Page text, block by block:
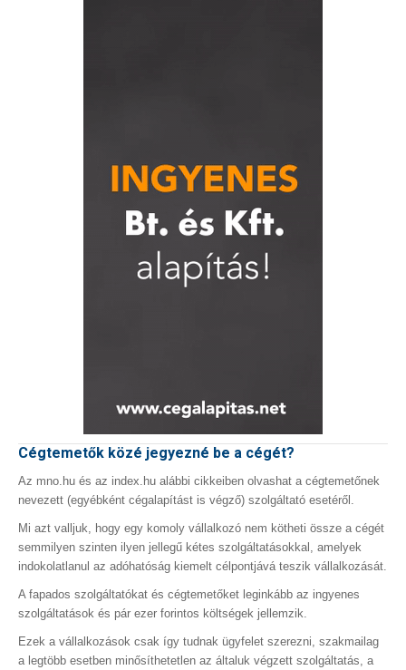
Cégtemetők közé jegyezné be a cégét?
Az mno.hu és az index.hu alábbi cikkeiben olvashat a cégtemetőnek
nevezett (egyébként cégalapítást is végző) szolgáltató esetéről.
Mi azt valljuk, hogy egy komoly vállalkozó nem kötheti össze a cégét
semmilyen szinten ilyen jellegű kétes szolgáltatásokkal, amelyek
indokolatlanul az adóhatóság kiemelt célpontjává teszik vállalkozását.
A fapados szolgáltatókat és cégtemetőket leginkább az ingyenes
szolgáltatások és pár ezer forintos költségek jellemzik.
Ezek a vállalkozások csak így tudnak ügyfelet szerezni, szakmailag
a legtöbb esetben minősíthetetlen az általuk végzett szolgáltatás, a